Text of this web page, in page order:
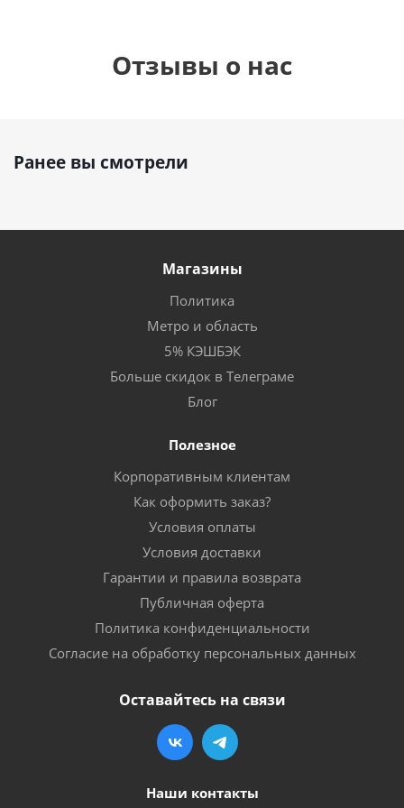
Отзывы о нас
Ранее вы смотрели
Магазины
Политика
Метро и область
5% КЭШБЭК
Больше скидок в Телеграме
Блог
Полезное
Корпоративным клиентам
Как оформить заказ?
Условия оплаты
Условия доставки
Гарантии и правила возврата
Публичная оферта
Политика конфиденциальности
Согласие на обработку персональных данных
Оставайтесь на связи
Наши контакты